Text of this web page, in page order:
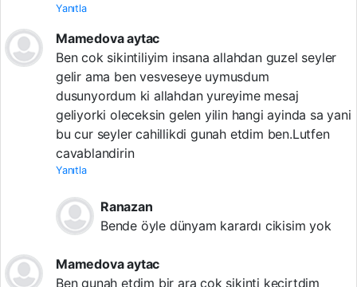
Yanıtla
Mamedova aytac
Ben cok sikintiliyim insana allahdan guzel seyler
gelir ama ben vesveseye uymusdum
dusunyordum ki allahdan yureyime mesaj
geliyorki oleceksin gelen yilin hangi ayinda sa yani
bu cur seyler cahillikdi gunah etdim ben.Lutfen
cavablandirin
Yanıtla
Ranazan
Bende öyle dünyam karardı cikisim yok
Mamedova aytac
Ben gunah etdim bir ara cok sikinti kecirtdim